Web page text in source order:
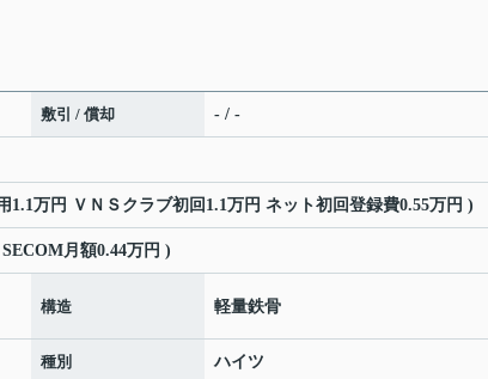
敷引 / 償却 - / -
1.1万円 ＶＮＳクラブ初回1.1万円 ネット初回登録費0.55万円 )
月額0.44万円 )
構造 軽量鉄骨
種別 ハイツ